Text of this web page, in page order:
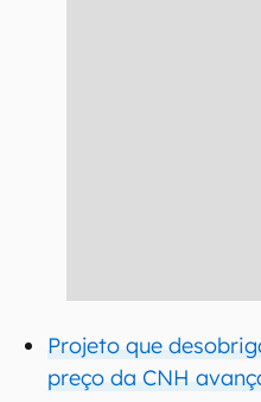
Projeto que
preço da CNH